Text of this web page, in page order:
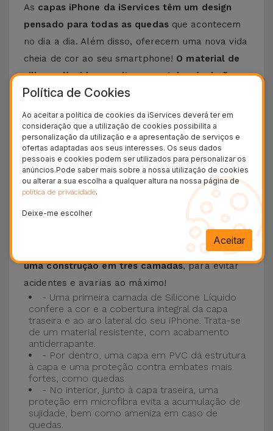
As capas iPhone da iServices têm um design
pensado para todas as quedasque acontecem
no dia a dia. Além disso, oferecem uma nova vida
cheia de cor ao seu smartphone! O material de
silicone líquido permite que o telemóvel não
escorregue da mão e é resistente a riscos
Esta Capa é compatível com os modelos
15, 14, 13, 12 entre outros bem como os mais
recentes modelos da Apple, o iPhone 16e
iPhone 17.
Proteção de 3 camadas com as Capas
Capas Silicone iPhone contam com
uma construção robusta e de qualidade, com
uma construção em três camadas, para evitar
acidentes e avarias ao máximo!
- Uma primeira camada de Silicone Líquido
confere a cor e a cobertura integral da capa
traseira e ao aro lateral do seu iPhone. Trata-se
de um material resistente, com acabamento
antiderrapante.
- Por dentro, uma capa em PVC dá estrutura
à capa e uma proteção contra embates mais
fortes, como quedas.
- No interior, junto à capa traseira, uma
proteção em microfibra evita a acumulação de
sujidade, bem como ameniza em caso de
quedas.
Política de Cookies
Ao aceitar a política de cookies da iServices deverá ter em
consideração que a utilização de cookies possibilita a
personalização da utilização e a apresentação de serviços e
ofertas adaptadas aos seus interesses. Os seus dados
pessoais e cookies podem ser utilizados para personalizar os
anúncios.Pode saber mais sobre a nossa utilização de cookies
ou alterar a sua escolha a qualquer altura na nossa página de
política de privacidade.
Deixe-me escolher
Aceitar